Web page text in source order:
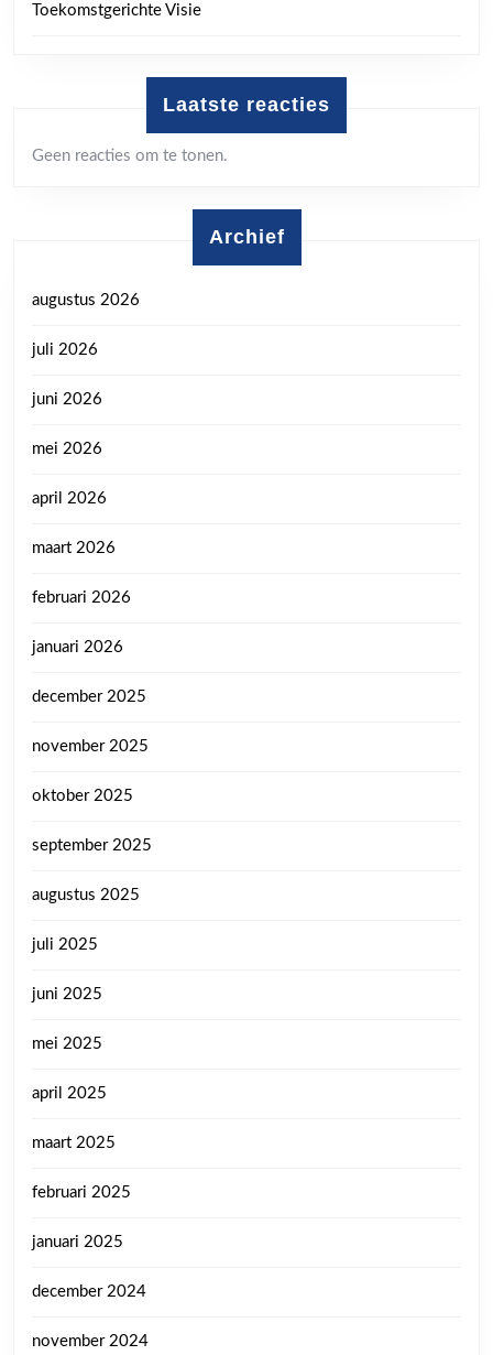
Toekomstgerichte Visie
Laatste reacties
Geen reacties om te tonen.
Archief
augustus 2026
juli 2026
juni 2026
mei 2026
april 2026
maart 2026
februari 2026
januari 2026
december 2025
november 2025
oktober 2025
september 2025
augustus 2025
juli 2025
juni 2025
mei 2025
april 2025
maart 2025
februari 2025
januari 2025
december 2024
november 2024